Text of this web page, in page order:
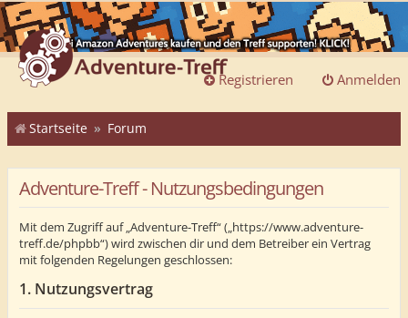
Anmelden
Registrieren
Startseite Forum
Adventure-Treff - Nutzungsbedingungen
Mit dem Zugriff auf „Adventure-Treff“ („https://www.adventure-
treff.de/phpbb“) wird zwischen dir und dem Betreiber ein Vertrag
mit folgenden Regelungen geschlossen:
1. Nutzungsvertrag